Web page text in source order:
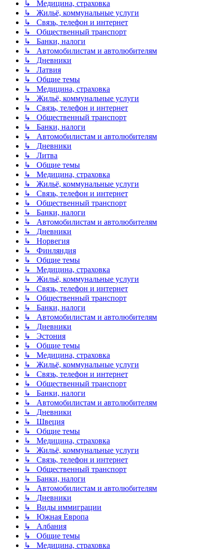
↳ Медицина, страховка
↳ Жильё, коммунальные услуги
↳ Связь, телефон и интернет
↳ Общественный транспорт
↳ Банки, налоги
↳ Автомобилистам и автолюбителям
↳ Дневники
↳ Латвия
↳ Общие темы
↳ Медицина, страховка
↳ Жильё, коммунальные услуги
↳ Связь, телефон и интернет
↳ Общественный транспорт
↳ Банки, налоги
↳ Автомобилистам и автолюбителям
↳ Дневники
↳ Литва
↳ Общие темы
↳ Медицина, страховка
↳ Жильё, коммунальные услуги
↳ Связь, телефон и интернет
↳ Общественный транспорт
↳ Банки, налоги
↳ Автомобилистам и автолюбителям
↳ Дневники
↳ Норвегия
↳ Финляндия
↳ Общие темы
↳ Медицина, страховка
↳ Жильё, коммунальные услуги
↳ Связь, телефон и интернет
↳ Общественный транспорт
↳ Банки, налоги
↳ Автомобилистам и автолюбителям
↳ Дневники
↳ Эстония
↳ Общие темы
↳ Медицина, страховка
↳ Жильё, коммунальные услуги
↳ Связь, телефон и интернет
↳ Общественный транспорт
↳ Банки, налоги
↳ Автомобилистам и автолюбителям
↳ Дневники
↳ Швеция
↳ Общие темы
↳ Медицина, страховка
↳ Жильё, коммунальные услуги
↳ Связь, телефон и интернет
↳ Общественный транспорт
↳ Банки, налоги
↳ Автомобилистам и автолюбителям
↳ Дневники
↳ Виды иммиграции
↳ Южная Европа
↳ Албания
↳ Общие темы
↳ Медицина, страховка